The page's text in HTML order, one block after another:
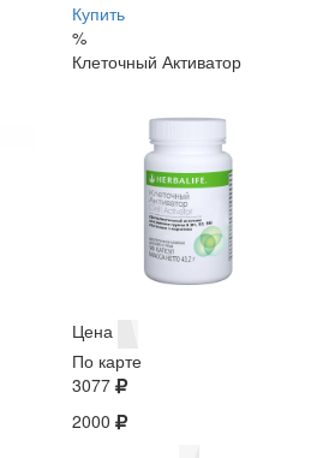
Купить
%
Клеточный Активатор
Цена
По карте
3077
2000